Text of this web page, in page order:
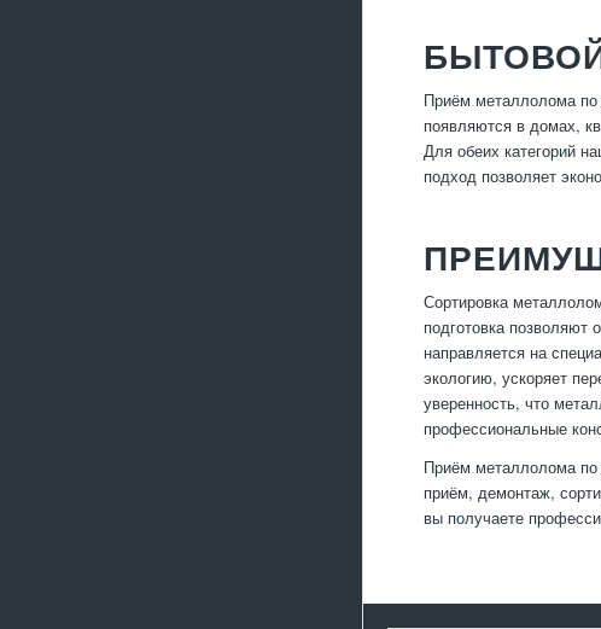
Приём металлолома
появляются в домах,
Для обеих категорий
подход позволяет
Сортировка
подготовка
направляется на
экологию, ускоряет
уверенность, что
профессиональные
Приём металлолома
приём, демонтаж,
вы получаете